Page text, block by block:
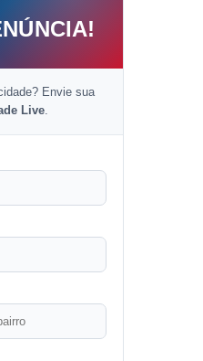
Envie sua
Live.